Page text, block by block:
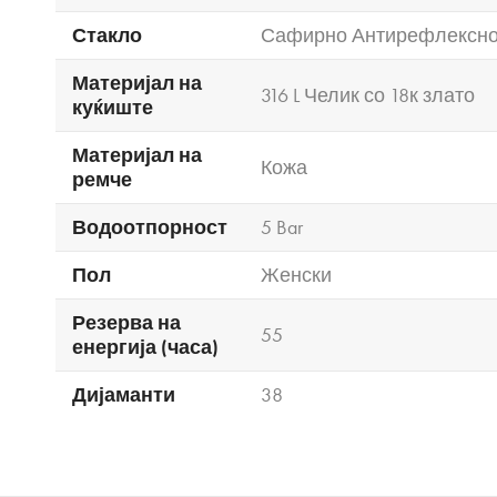
Стакло
Сафирно
Материјал на
куќиште
316 L Челик со 18к злато
Материјал на
ремче
Кожа
Водоотпорност
5 Bar
Пол
Женски
Резерва на
енергија (часа)
55
Дијаманти 38